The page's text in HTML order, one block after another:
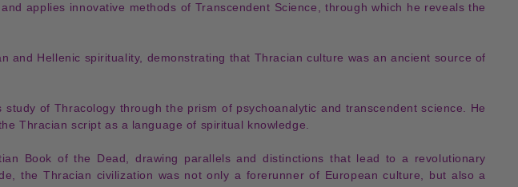
applies innovative methods of Transcendent Science , through which he reveals the
and Hellenic spirituality, demonstrating that Thracian culture was anancient source of
study of Thracology through the prism of psychoanalytic and transcendent science . He
Thracian script as a language of spiritual knowledge
Book of the Dead , drawing parallels and distinctions that lead to a revolutionary
the Thracian civilization was not only a forerunner of European culture , but also a